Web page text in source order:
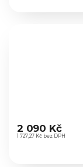
hodnocení
produktu
1 727,27 Kč bez DPH
2 090 Kč